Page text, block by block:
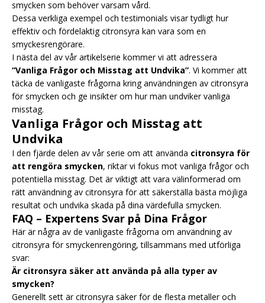
smycken som behöver varsam vård.
Dessa verkliga exempel och testimonials visar tydligt hur
effektiv och fördelaktig citronsyra kan vara som en
smyckesrengörare.
I nästa del av vår artikelserie kommer vi att adressera
“Vanliga Frågor och Misstag att Undvika”. Vi kommer att
täcka de vanligaste frågorna kring användningen av citronsyra
för smycken och ge insikter om hur man undviker vanliga
misstag.
Vanliga Frågor och Misstag att
Undvika
I den fjärde delen av vår serie om att använda citronsyra för
att rengöra smycken, riktar vi fokus mot vanliga frågor och
potentiella misstag. Det är viktigt att vara välinformerad om
rätt användning av citronsyra för att säkerställa bästa möjliga
resultat och undvika skada på dina värdefulla smycken.
FAQ – Expertens Svar på Dina Frågor
Här är några av de vanligaste frågorna om användning av
citronsyra för smyckenrengöring, tillsammans med utförliga
svar:
Är citronsyra säker att använda på alla typer av
smycken?
Generellt sett är citronsyra säker för de flesta metaller och